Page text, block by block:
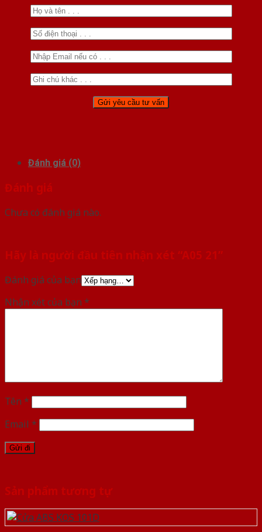
Đánh giá (0)
Đánh giá
Chưa có đánh giá nào.
Hãy là người đầu tiên nhận xét “A05 21”
Đánh giá của bạn
Nhận xét của bạn *
Tên *
Email *
Sản phẩm tương tự